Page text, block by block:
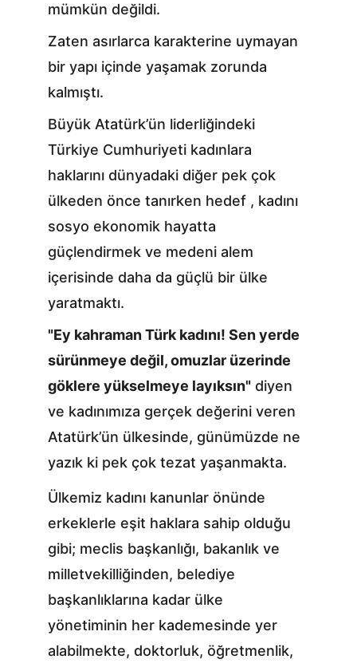
mümkün değildi.
Zaten asırlarca karakterine uymayan
bir yapı içinde yaşamak zorunda
kalmıştı.
Büyük Atatürk’ün liderliğindeki
Türkiye Cumhuriyeti kadınlara
haklarını dünyadaki diğer pek çok
ülkeden önce tanırken hedef , kadını
sosyo ekonomik hayatta
güçlendirmek ve medeni alem
içerisinde daha da güçlü bir ülke
yaratmaktı.
"Ey kahraman Türk kadını! Sen yerde
sürünmeye değil, omuzlar üzerinde
göklere yükselmeye layıksın" diyen
ve kadınımıza gerçek değerini veren
Atatürk’ün ülkesinde, günümüzde ne
yazık ki pek çok tezat yaşanmakta.
Ülkemiz kadını kanunlar önünde
erkeklerle eşit haklara sahip olduğu
gibi; meclis başkanlığı, bakanlık ve
milletvekilliğinden, belediye
başkanlıklarına kadar ülke
yönetiminin her kademesinde yer
alabilmekte, doktorluk, öğretmenlik,